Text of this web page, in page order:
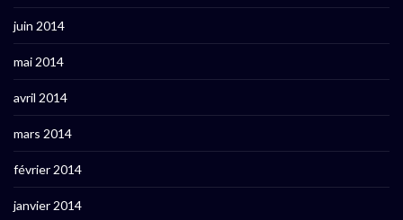
juin 2014
mai 2014
avril 2014
mars 2014
février 2014
janvier 2014